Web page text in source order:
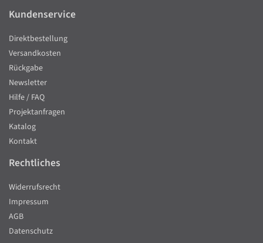
Kundenservice
Direktbestellung
Versandkosten
Rückgabe
Newsletter
Hilfe / FAQ
Projektanfragen
Katalog
Kontakt
Rechtliches
Widerrufsrecht
Impressum
AGB
Datenschutz